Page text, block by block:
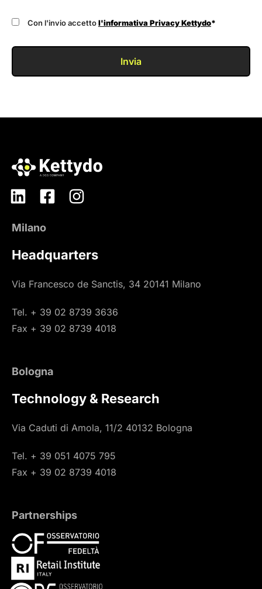
Con l'invio accettol'informativa Privacy Kettydo*
Invia
Milano
Headquarters
Via Francesco de Sanctis, 34 20141 Milano
Tel. + 39 02 8739 3636
Fax + 39 02 8739 4018
Bologna
Technology & Research
Via Caduti di Amola, 11/2 40132 Bologna
Tel. + 39 051 4075 795
Fax + 39 02 8739 4018
Partnerships